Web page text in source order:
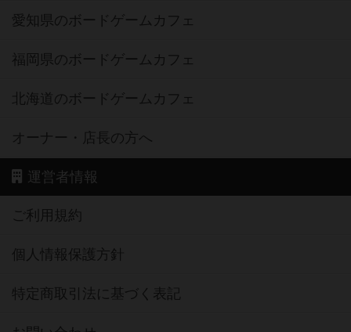
愛知県のボードゲームカフェ
福岡県のボードゲームカフェ
北海道のボードゲームカフェ
オーナー・店長の方へ
運営者情報
ご利用規約
個人情報保護方針
特定商取引法に基づく表記